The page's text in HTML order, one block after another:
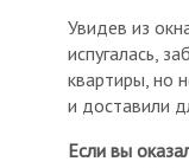
Увидев из
испугалась,
квартиры, но
и доставили
Если вы